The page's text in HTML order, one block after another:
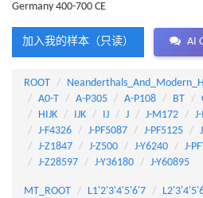
Germany 400-700 CE
加入我的样本（只读） AI
ROOT
A0-T
A-P305 A-P108 BT
HIJK
IJK IJ J J-M172
J-F4326
J-PF5087 J-PF5125
J-Z1847
J-Z500 J-Y6240 J-
J-Z28597
J-Y36180 J-Y60895
MT_ROOT L1'2'3'4'5'6'7